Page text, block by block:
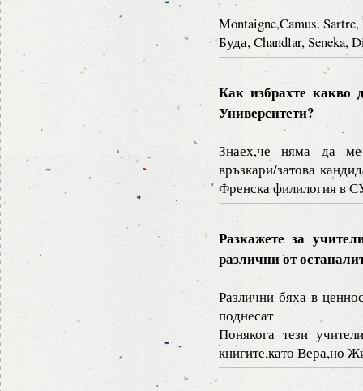
Montaigne,Camus.
Буда, Chandlar, Seneka,
Как избрахте какво
Университети?
Знаех,че няма да
връзкари/затова
Френска филилогия в
Разкажете за
различни от
Различни бяха в
поднесат
Понякога тези
книгите,като Вера,но